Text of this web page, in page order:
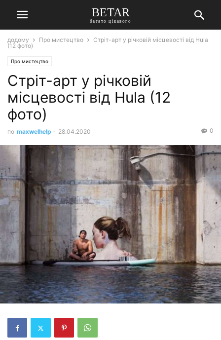
BETAR
багато цікавого
додому Про мистецтво
Стріт-арт у річковій місцевості від Hula
(12 фото)
Про мистецтво
Стріт-арт у річковій
місцевості від Hula (12
фото)
по maxwelhelp - 28.04.2020 0